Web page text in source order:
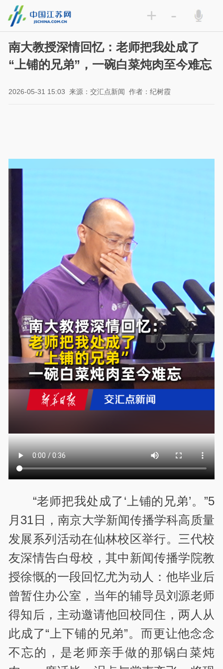
+ -
南大教授深情回忆：老师把我处成了
“上铺的兄弟”，一碗白菜炖肉至今难忘
2026-05-31 15:03 来源：交汇点新闻 作者：纪树霞
“老师把我处成了‘上铺的兄弟’。”5
月31日，南京大学新闻传播学科高质量
发展系列活动在仙林校区举行。三代校
友深情告白母校，其中新闻传播学院教
授徐慨的一段回忆尤为动人：他毕业后
曾暂住办公室，当年的辅导员刘源老师
得知后，主动邀请他回校同住，两人从
此成了“上下铺的兄弟”。而更让他念念
不忘的，是老师亲手做的那锅白菜炖